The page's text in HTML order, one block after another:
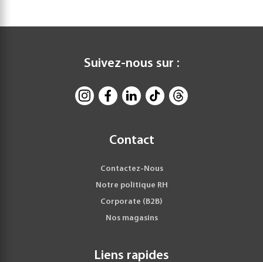
Suivez-nous sur :
Contact
Contactez-Nous
Notre politique RH
Corporate (B2B)
Nos magasins
Liens rapides